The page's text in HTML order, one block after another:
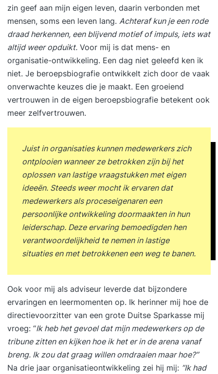
zin geef aan mijn eigen leven, daarin verbonden met
mensen, soms een leven lang. Achteraf kun je een rode
draad herkennen, een blijvend motief of impuls, iets wat
altijd weer opduikt. Voor mij is dat mens- en
organisatie-ontwikkeling. Een dag niet geleefd ken ik
niet. Je beroepsbiografie ontwikkelt zich door de vaak
onverwachte keuzes die je maakt. Een groeiend
vertrouwen in de eigen beroepsbiografie betekent ook
meer zelfvertrouwen.
Juist in organisaties kunnen medewerkers zich
ontplooien wanneer ze betrokken zijn bij het
oplossen van lastige vraagstukken met eigen
ideeën. Steeds weer mocht ik ervaren dat
medewerkers als proceseigenaren een
persoonlijke ontwikkeling doormaakten in hun
leiderschap. Deze ervaring bemoedigden hen
verantwoordelijkheid te nemen in lastige
situaties en met betrokkenen een weg te banen.
Ook voor mij als adviseur leverde dat bijzondere
ervaringen en leermomenten op. Ik herinner mij hoe de
directievoorzitter van een grote Duitse Sparkasse mij
vroeg: “Ik heb het gevoel dat mijn medewerkers op de
tribune zitten en kijken hoe ik het er in de arena vanaf
breng. Ik zou dat graag willen omdraaien maar hoe?”
Na drie jaar organisatieontwikkeling zei hij mij: ”Ik had